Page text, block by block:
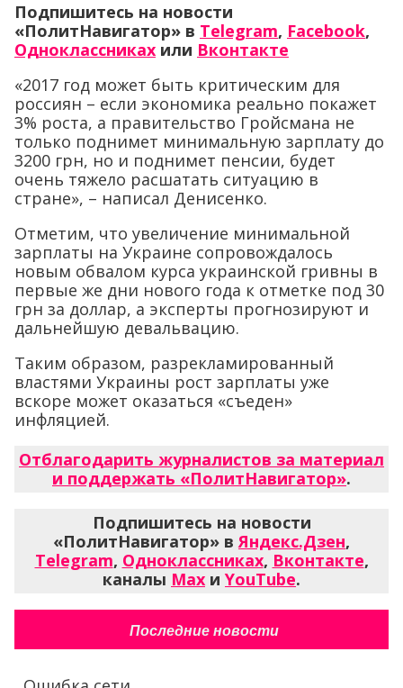
Подпишитесь на новости
«ПолитНавигатор» в Telegram, Facebook,
Одноклассниках или Вконтакте
«2017 год может быть критическим для
россиян – если экономика реально покажет
3% роста, а правительство Гройсмана не
только поднимет минимальную зарплату до
3200 грн, но и поднимет пенсии, будет
очень тяжело расшатать ситуацию в
стране», – написал Денисенко.
Отметим, что увеличение минимальной
зарплаты на Украине сопровождалось
новым обвалом курса украинской гривны в
первые же дни нового года к отметке под 30
грн за доллар, а эксперты прогнозируют и
дальнейшую девальвацию.
Таким образом, разрекламированный
властями Украины рост зарплаты уже
вскоре может оказаться «съеден»
инфляцией.
Отблагодарить журналистов за материал
и поддержать «ПолитНавигатор».
Подпишитесь на новости
«ПолитНавигатор» вЯндекс.Дзен,
Telegram, Одноклассниках, Вконтакте,
каналы Max и YouTube.
Последние новости